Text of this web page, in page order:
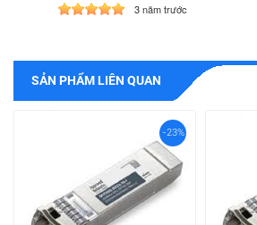
3 năm trước
SẢN PHẨM LIÊN QUAN
-23%